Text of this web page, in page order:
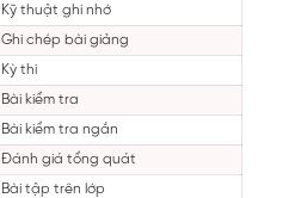
Kỹ thuật ghi nhớ
Ghi chép bài giảng
Kỳ thi
Bài kiểm tra
Bài kiểm tra ngắn
Đánh giá tổng quát
Bài tập trên lớp